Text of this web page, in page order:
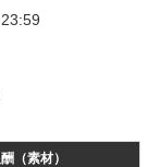
（素材）